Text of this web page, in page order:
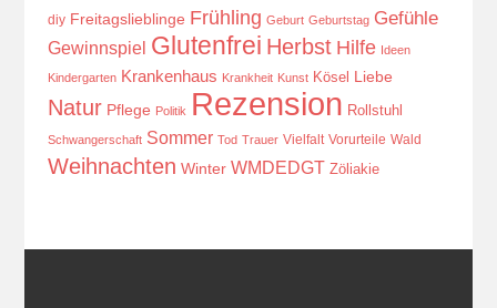
diy Freitagslieblinge Frühling Geburt Geburtstag Gefühle
Gewinnspiel Glutenfrei Herbst Hilfe Ideen
Kindergarten Krankenhaus Krankheit Kunst Kösel Liebe
Natur Pflege Politik Rezension Rollstuhl
Schwangerschaft Sommer Tod Trauer Vielfalt Vorurteile Wald
Weihnachten Winter WMDEDGT Zöliakie